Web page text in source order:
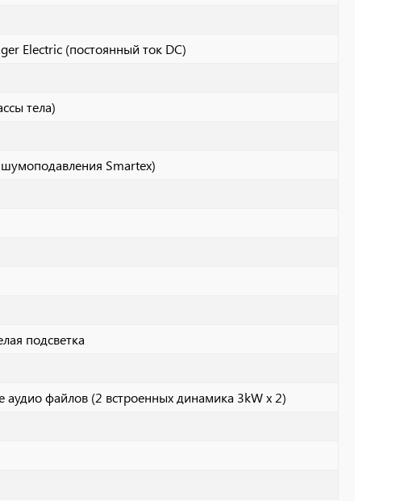
Electric (постоянный ток DC)
тела)
Smartex)
подсветка
аудио файлов (2 встроенных динамика 3kW x 2)